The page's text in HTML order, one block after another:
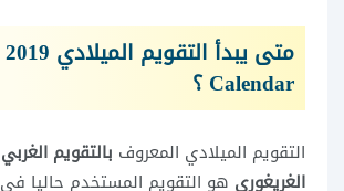
Calendar ؟
التقويم الميلادي المعروف بالتقويم
الغريغوري هو التقويم المستخدم حاليا